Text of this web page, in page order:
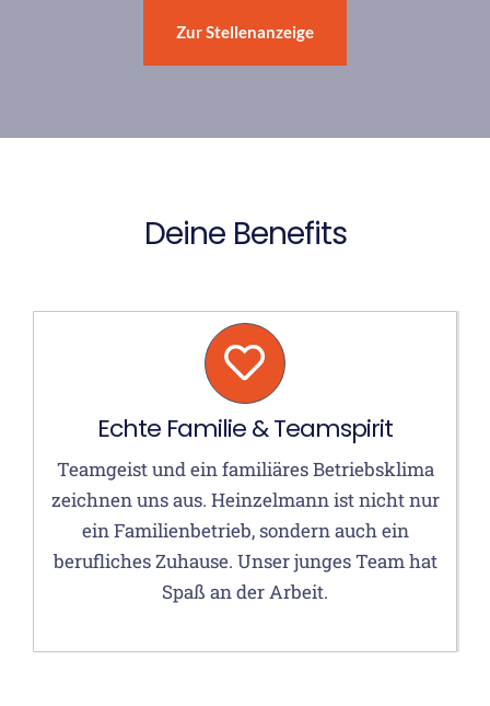
Zur Stellenanzeige
Deine Benefits
Echte Familie & Teamspirit
Teamgeist und ein familiäres Betriebsklima
zeichnen uns aus. Heinzelmann ist nicht nur
ein Familienbetrieb, sondern auch ein
berufliches Zuhause. Unser junges Team hat
Spaß an der Arbeit.